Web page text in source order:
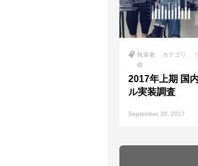
執筆者 カテゴリ
絡
2017年上期 国
ル実装調査
September 30, 2017